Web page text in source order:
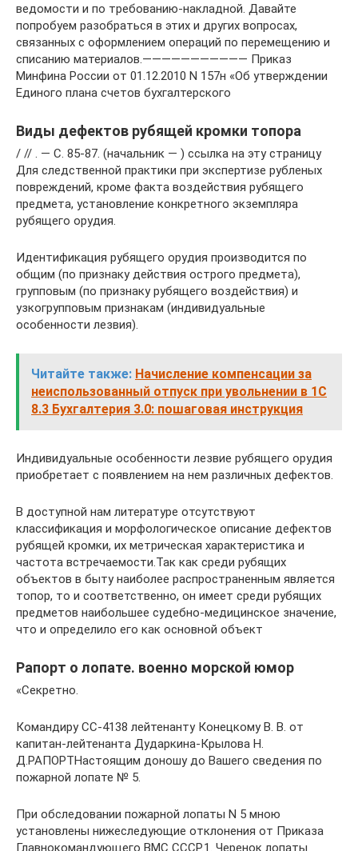
ведомости и по требованию-накладной. Давайте
попробуем разобраться в этих и других вопросах,
связанных с оформлением операций по перемещению и
списанию материалов.——————————— Приказ
Минфина России от 01.12.2010 N 157н «Об утверждении
Единого плана счетов бухгалтерского
Виды дефектов рубящей кромки топора
/ // . — С. 85-87. (начальник — ) ссылка на эту страницу
Для следственной практики при экспертизе рубленых
повреждений, кроме факта воздействия рубящего
предмета, установление конкретного экземпляра
рубящего орудия.
Идентификация рубящего орудия производится по
общим (по признаку действия острого предмета),
групповым (по признаку рубящего воздействия) и
узкогрупповым признакам (индивидуальные
особенности лезвия).
Читайте также: Начисление компенсации за
неиспользованный отпуск при увольнении в 1С
8.3 Бухгалтерия 3.0: пошаговая инструкция
Индивидуальные особенности лезвие рубящего орудия
приобретает с появлением на нем различных дефектов.
В доступной нам литературе отсутствуют
классификация и морфологическое описание дефектов
рубящей кромки, их метрическая характеристика и
частота встречаемости.Так как среди рубящих
объектов в быту наиболее распространенным является
топор, то и соответственно, он имеет среди рубящих
предметов наибольшее судебно-медицинское значение,
что и определило его как основной объект
Рапорт о лопате. военно морской юмор
«Секретно.
Командиру СС-4138 лейтенанту Конецкому В. В. от
капитан-лейтенанта Дударкина-Крылова Н.
Д.РАПОРТНастоящим доношу до Вашего сведения по
пожарной лопате № 5.
При обследовании пожарной лопаты N 5 мною
установлены нижеследующие отклонения от Приказа
Главнокомандующего ВМС СССР.1. Черенок лопаты